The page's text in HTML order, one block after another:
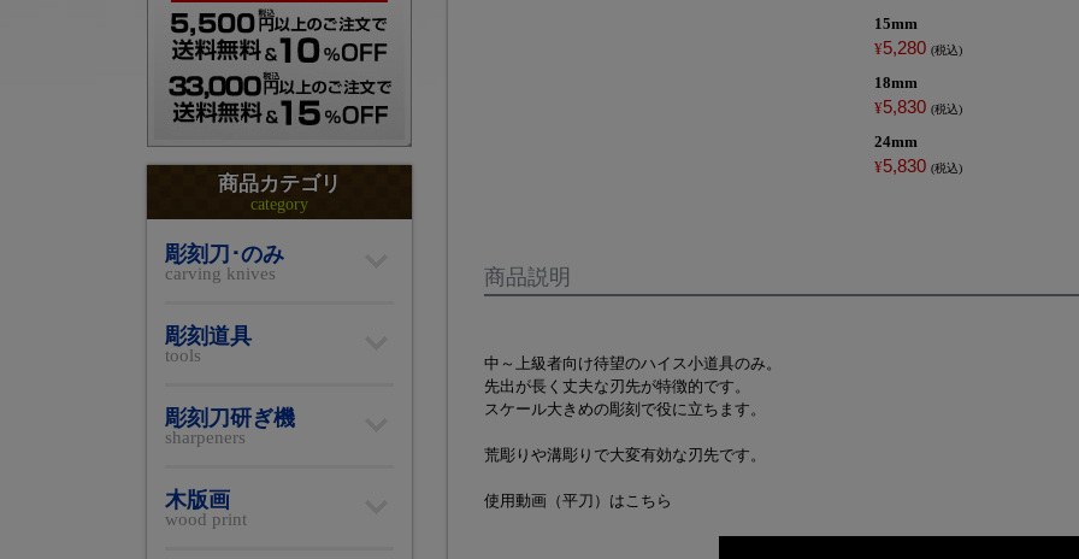
15mm
¥5,280 税込
18mm
¥5,830 税込
24mm
¥5,830 税込
商品説明
中～上級者向け待望のハイス小道具のみ。
先出が長く丈夫な刃先が特徴的です。
スケール大きめの彫刻で役に立ちます。
荒彫りや溝彫りで大変有効な刃先です。
使用動画（平刀）はこちら
商品カテゴリ
category
彫刻刀･のみ
carving knives
彫刻道具
tools
彫刻刀研ぎ機
sharpeners
木版画
wood print